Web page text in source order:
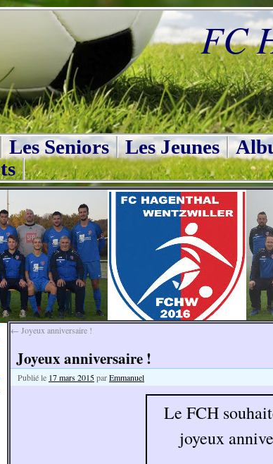
FC
Les Seniors Les Jeunes
← Joyeux anniversaire !
Joyeux anniversaire !
Publié le 17 mars 2015parEmmanuel
Le FCH
joyeux